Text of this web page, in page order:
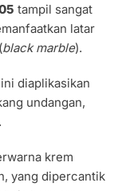
tampil sangat
latar
black marble).
diaplikasikan
undangan,
krem
yang dipercantik